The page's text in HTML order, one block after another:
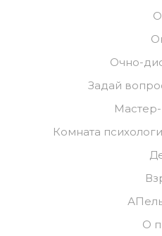
Очно-
Задай
Комната
О